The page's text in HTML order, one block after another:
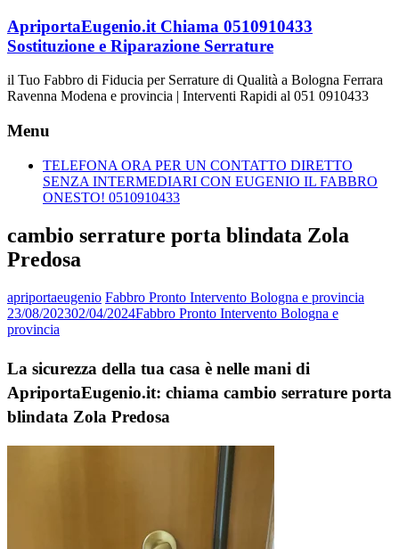
Vai
al
contenuto
ApriportaEugenio.it Chiama 0510910433
Sostituzione e Riparazione Serrature
il Tuo Fabbro di Fiducia per Serrature di Qualità a Bologna Ferrara
Ravenna Modena e provincia | Interventi Rapidi al 051 0910433
Menu
TELEFONA ORA PER UN CONTATTO DIRETTO
SENZA INTERMEDIARI CON EUGENIO IL FABBRO
ONESTO! 0510910433
cambio serrature porta blindata Zola
Predosa
apriportaeugenio Fabbro Pronto Intervento Bologna e provincia
23/08/202302/04/2024Fabbro Pronto Intervento Bologna e
provincia
La sicurezza della tua casa è nelle mani di
ApriportaEugenio.it: chiama cambio serrature porta
blindata Zola Predosa